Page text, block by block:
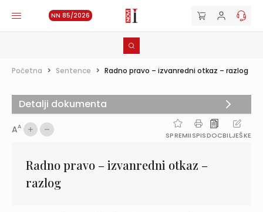
NN 85/2026
Početna > Sentence > Radno pravo – izvanredni otkaz – razlog
AA
SPREMIISPISDOCBILJEŠKE
Radno pravo – izvanredni otkaz –
razlog
Detalji dokumenta